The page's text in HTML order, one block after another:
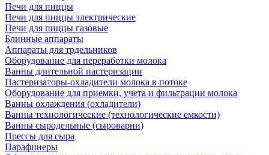
Печи для пиццы
Печи для пиццы электрические
Печи для пиццы газовые
Блинные аппараты
Аппараты для трдельников
Оборудование для переработки молока
Ванны длительной пастеризации
Пастеризаторы-охладители молока в потоке
Оборудование для приемки, учета и фильтрации молока
Ванны охлаждения (охладители)
Ванны технологические (технологические емкости)
Ванны сыродельные (сыроварни)
Прессы для сыра
Парафинеры